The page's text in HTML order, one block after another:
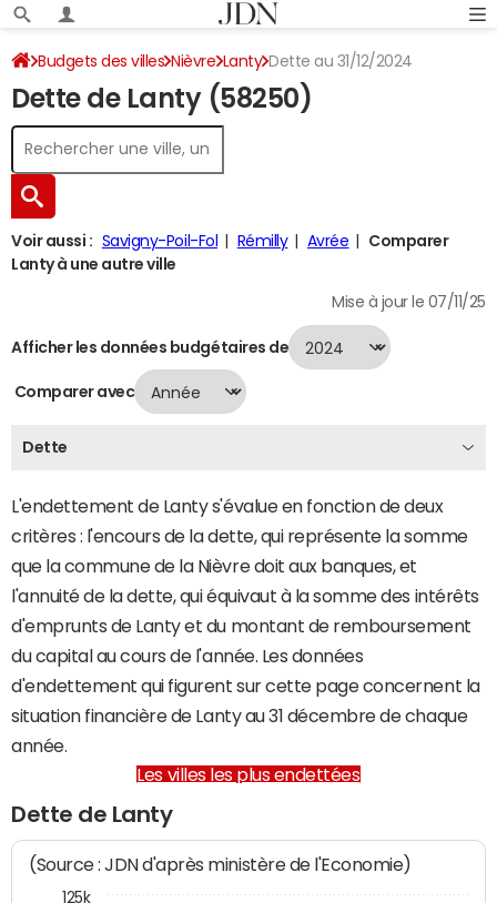
Budgets des villes Nièvre Lanty Dette au 31/12/2024
Dette de Lanty (58250)
Voir aussi : Savigny-Poil-Fol Rémilly Avrée
Comparer
Lanty à une autre ville
Mise à jour le 07/11/25
Afficher les données budgétaires de
Comparer avec
Dette
L'endettement de Lanty s'évalue en fonction de deux
critères : l'encours de la dette, qui représente la somme
que la commune de la Nièvre doit aux banques, et
l'annuité de la dette, qui équivaut à la somme des intérêts
d'emprunts de Lanty et du montant de remboursement
du capital au cours de l'année. Les données
d'endettement qui figurent sur cette page concernent la
situation financière de Lanty au 31 décembre de chaque
année.
Les villes les plus endettées
Dette de Lanty
(Source : JDN d'après ministère de l'Economie)
125k